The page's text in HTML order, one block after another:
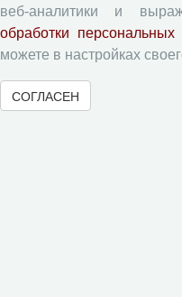
Индексирование
Архивация
Политика открытого
Политика раскрытия
веб-аналитики и
обработки
можете в настройках
СОГЛАСЕН